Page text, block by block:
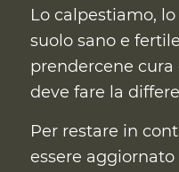
Lo calpestiamo,
suolo sano e
prendercene cura
deve fare la
Per restare in
essere